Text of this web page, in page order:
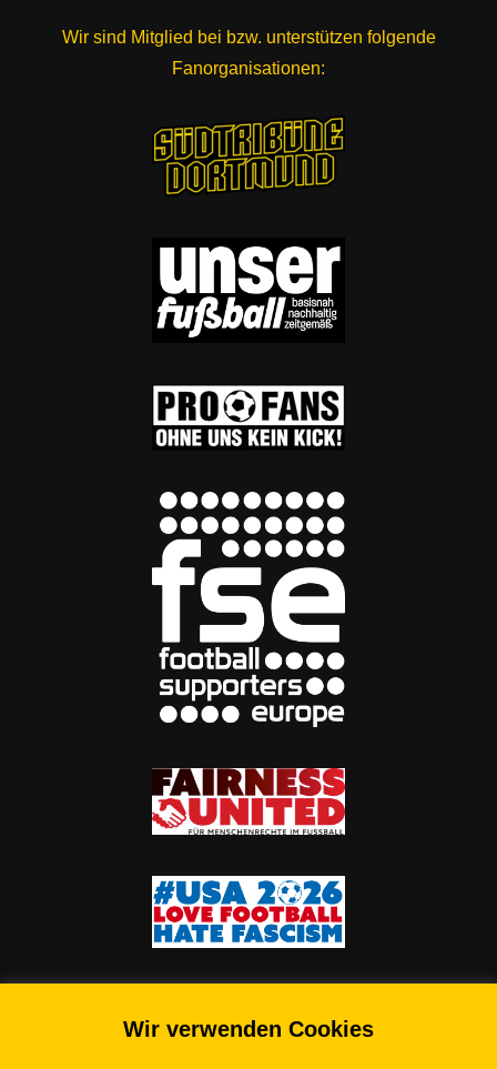
Wir sind Mitglied bei bzw. unterstützen folgende
Fanorganisationen:
Wir verwenden Cookies